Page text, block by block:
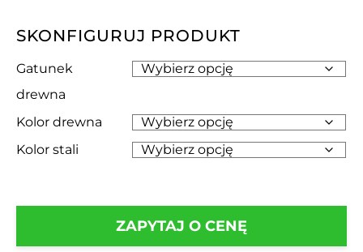
SKONFIGURUJ PRODUKT
Gatunek
drewna
Kolor drewna
Kolor stali
ZAPYTAJ O CENĘ